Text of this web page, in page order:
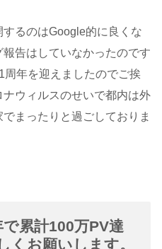
るのはGoogle的に良くな
告はしていなかったのです
周年を迎えましたのでご挨
ウィルスのせいで都内は外
まったりと過ごしておりま
で累計100万PV達
くお願いします。